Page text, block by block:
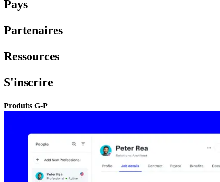
Pays​​
Partenaires​​
Ressources​​
S'inscrire​​
Produits G-P​​